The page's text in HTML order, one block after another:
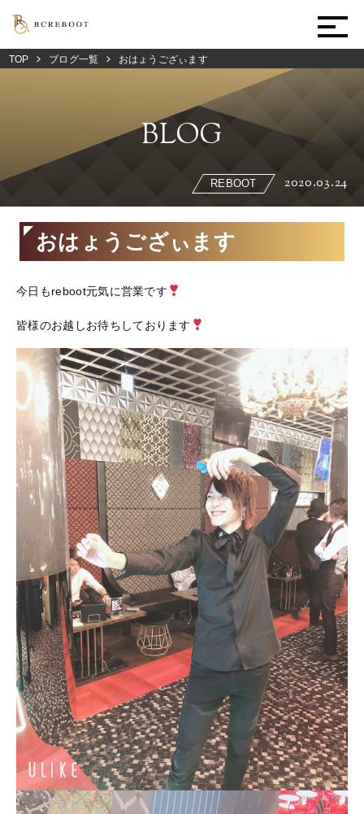
TOP ブログ一覧 おはょうござぃます
BLOG
REBOOT 2020.03.24
おはょうござぃます
今日もreboot元気に営業です
皆様のお越しお待ちしております